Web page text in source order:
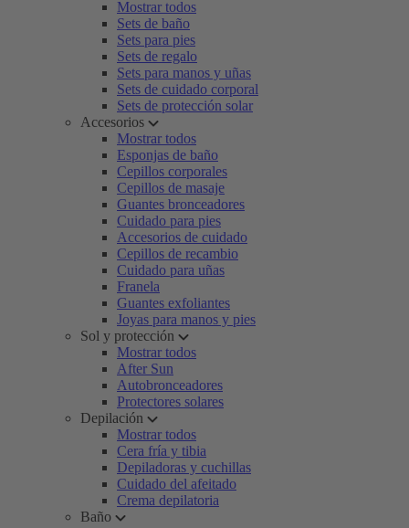
Mostrar todos
Sets de baño
Sets para pies
Sets de regalo
Sets para manos y uñas
Sets de cuidado corporal
Sets de protección solar
Accesorios
Mostrar todos
Esponjas de baño
Cepillos corporales
Cepillos de masaje
Guantes bronceadores
Cuidado para pies
Accesorios de cuidado
Cepillos de recambio
Cuidado para uñas
Franela
Guantes exfoliantes
Joyas para manos y pies
Sol y protección
Mostrar todos
After Sun
Autobronceadores
Protectores solares
Depilación
Mostrar todos
Cera fría y tibia
Depiladoras y cuchillas
Cuidado del afeitado
Crema depilatoria
Baño